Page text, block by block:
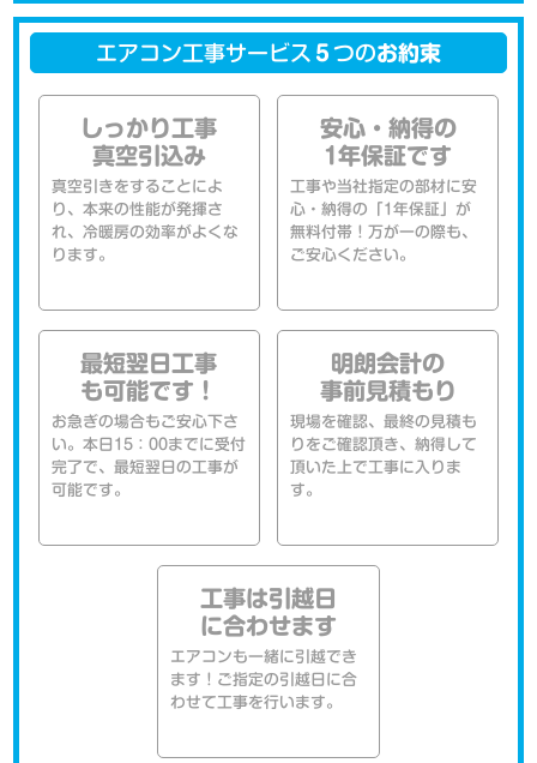
エアコン工事サービス ５ つのお約束
しっかり工事
真空引込み
真空引きをすることによ
り、本来の性能が発揮さ
れ、冷暖房の効率がよくな
ります。
安心・納得の
1年保証です
工事や当社指定の部材に安
心・納得の「1年保証」が
無料付帯！万が一の際も、
ご安心ください。
最短翌日工事
も可能です！
お急ぎの場合もご安心下さ
い。本日15：00までに受付
完了で、最短翌日の工事が
可能です。
明朗会計の
事前見積もり
現場を確認、最終の見積も
りをご確認頂き、納得して
頂いた上で工事に入りま
す。
工事は引越日
に合わせます
エアコンも一緒に引越でき
ます！ご指定の引越日に合
わせて工事を行います。